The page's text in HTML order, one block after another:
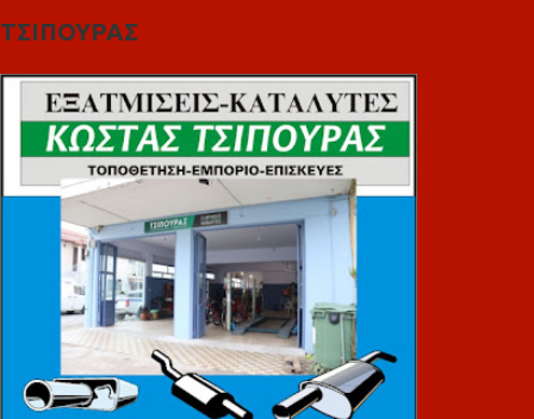
ΤΣΙΠΟΥΡΑΣ